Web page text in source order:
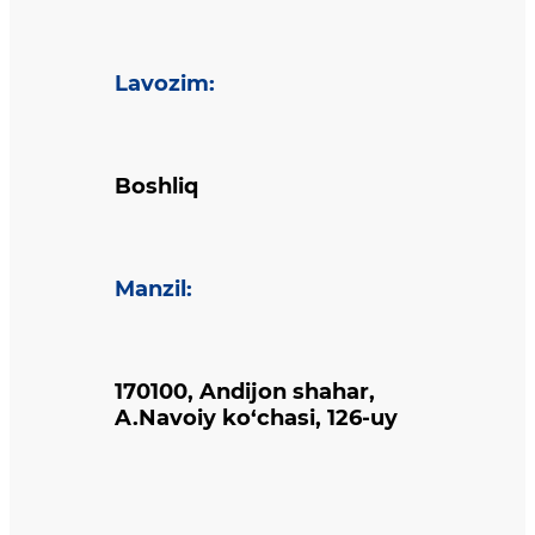
Lavozim:
Boshliq
Manzil :
170100, Andijon shahar,
A.Navoiy ko‘chasi, 126-uy